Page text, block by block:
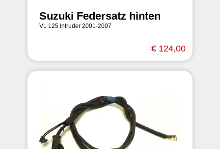
Suzuki Federsatz hinten
VL 125 Intruder 2001-2007
€ 124,00